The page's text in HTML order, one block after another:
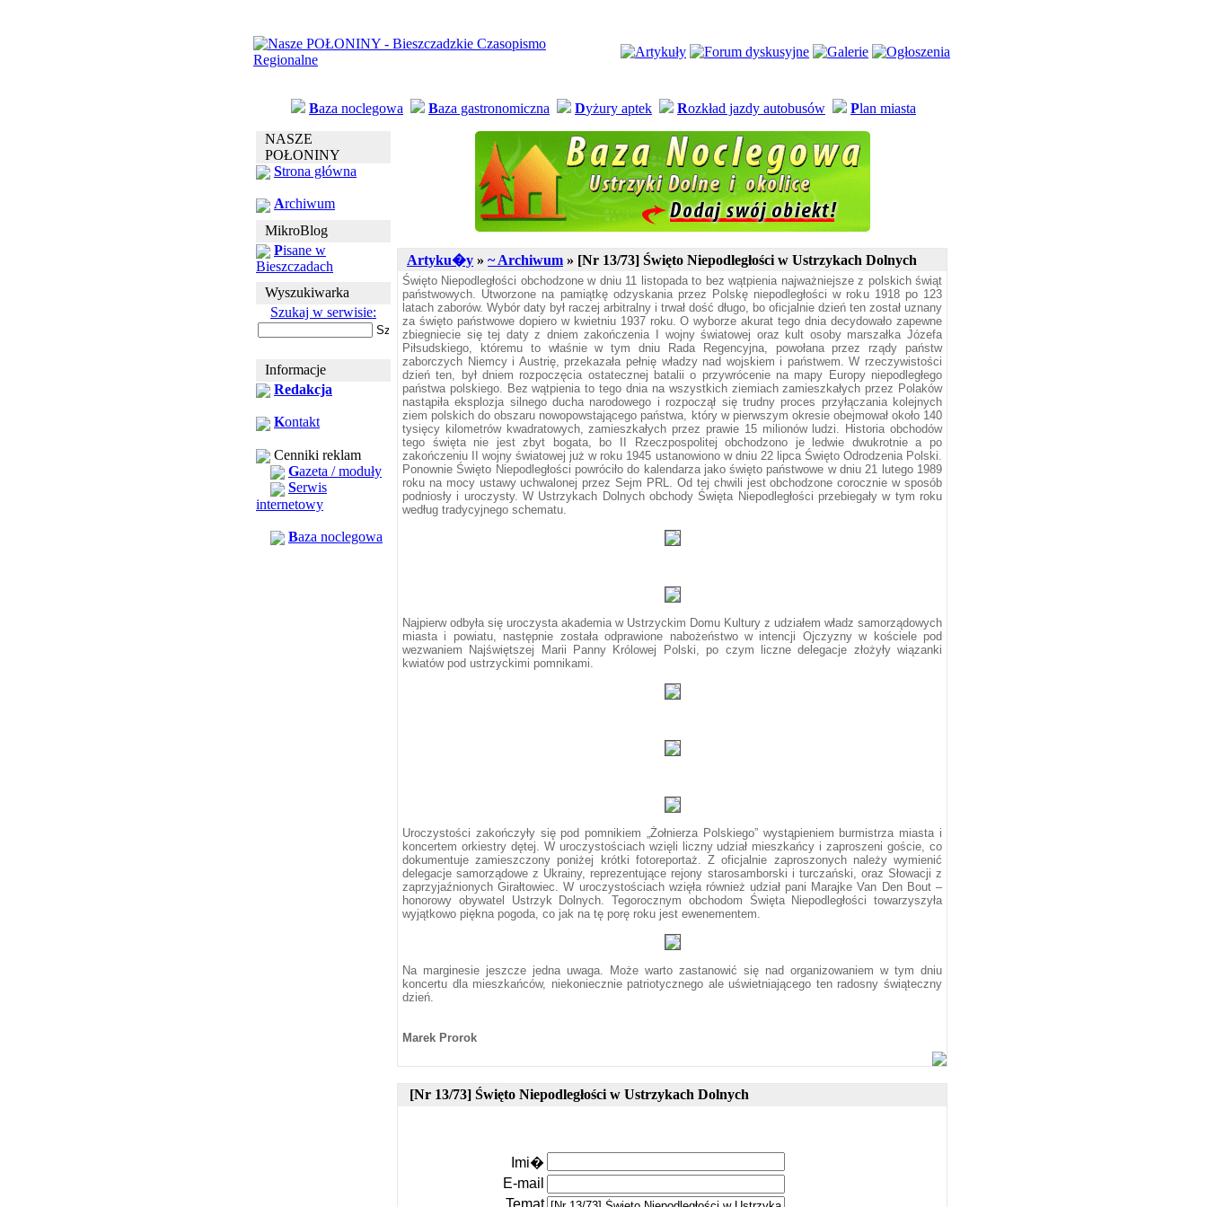
Baza noclegowa Baza gastronomiczna Dyżury aptek Rozkład jazdy autobusów Plan miasta
NASZE
POŁONINY
Strona główna
Archiwum
MikroBlog
Pisane w
Bieszczadach
Wyszukiwarka
Szukaj w serwisie:
Informacje
Redakcja
Kontakt
Cenniki reklam
Gazeta / moduły
Serwis
internetowy
Baza noclegowa
Artyku�y » ~ Archiwum » [Nr 13/73] Święto Niepodległości w Ustrzykach Dolnych
Święto Niepodległości obchodzone w dniu 11 listopada to bez wątpienia najważniejsze z polskich świąt
państwowych. Utworzone na pamiątkę odzyskania przez Polskę niepodległości w roku 1918 po 123
latach zaborów. Wybór daty był raczej arbitralny i trwał dość długo, bo oficjalnie dzień ten został uznany
za święto państwowe dopiero w kwietniu 1937 roku. O wyborze akurat tego dnia decydowało zapewne
zbiegniecie się tej daty z dniem zakończenia I wojny światowej oraz kult osoby marszałka Józefa
Piłsudskiego, któremu to właśnie w tym dniu Rada Regencyjna, powołana przez rządy państw
zaborczych Niemcy i Austrię, przekazała pełnię władzy nad wojskiem i państwem. W rzeczywistości
dzień ten, był dniem rozpoczęcia ostatecznej batalii o przywrócenie na mapy Europy niepodległego
państwa polskiego. Bez wątpienia to tego dnia na wszystkich ziemiach zamieszkałych przez Polaków
nastąpiła eksplozja silnego ducha narodowego i rozpoczął się trudny proces przyłączania kolejnych
ziem polskich do obszaru nowopowstającego państwa, który w pierwszym okresie obejmował około 140
tysięcy kilometrów kwadratowych, zamieszkałych przez prawie 15 milionów ludzi. Historia obchodów
tego święta nie jest zbyt bogata, bo II Rzeczpospolitej obchodzono je ledwie dwukrotnie a po
zakończeniu II wojny światowej już w roku 1945 ustanowiono w dniu 22 lipca Święto Odrodzenia Polski.
Ponownie Święto Niepodległości powróciło do kalendarza jako święto państwowe w dniu 21 lutego 1989
roku na mocy ustawy uchwalonej przez Sejm PRL. Od tej chwili jest obchodzone corocznie w sposób
podniosły i uroczysty. W Ustrzykach Dolnych obchody Święta Niepodległości przebiegały w tym roku
według tradycyjnego schematu.
Najpierw odbyła się uroczysta akademia w Ustrzyckim Domu Kultury z udziałem władz samorządowych
miasta i powiatu, następnie została odprawione nabożeństwo w intencji Ojczyzny w kościele pod
wezwaniem Najświętszej Marii Panny Królowej Polski, po czym liczne delegacje złożyły wiązanki
kwiatów pod ustrzyckimi pomnikami.
Uroczystości zakończyły się pod pomnikiem „Żołnierza Polskiego” wystąpieniem burmistrza miasta i
koncertem orkiestry dętej. W uroczystościach wzięli liczny udział mieszkańcy i zaproszeni goście, co
dokumentuje zamieszczony poniżej krótki fotoreportaż. Z oficjalnie zaproszonych należy wymienić
delegacje samorządowe z Ukrainy, reprezentujące rejony starosamborski i turczański, oraz Słowacji z
zaprzyjaźnionych Girałtowiec. W uroczystościach wzięła również udział pani Marajke Van Den Bout –
honorowy obywatel Ustrzyk Dolnych. Tegorocznym obchodom Święta Niepodległości towarzyszyła
wyjątkowo piękna pogoda, co jak na tę porę roku jest ewenementem.
Na marginesie jeszcze jedna uwaga. Może warto zastanowić się nad organizowaniem w tym dniu
koncertu dla mieszkańców, niekoniecznie patriotycznego ale uświetniającego ten radosny świąteczny
dzień.
Marek Prorok
[Nr 13/73] Święto Niepodległości w Ustrzykach Dolnych
Imi�
E-mail
Temat